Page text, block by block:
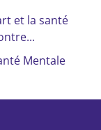
et la santé
Mentale